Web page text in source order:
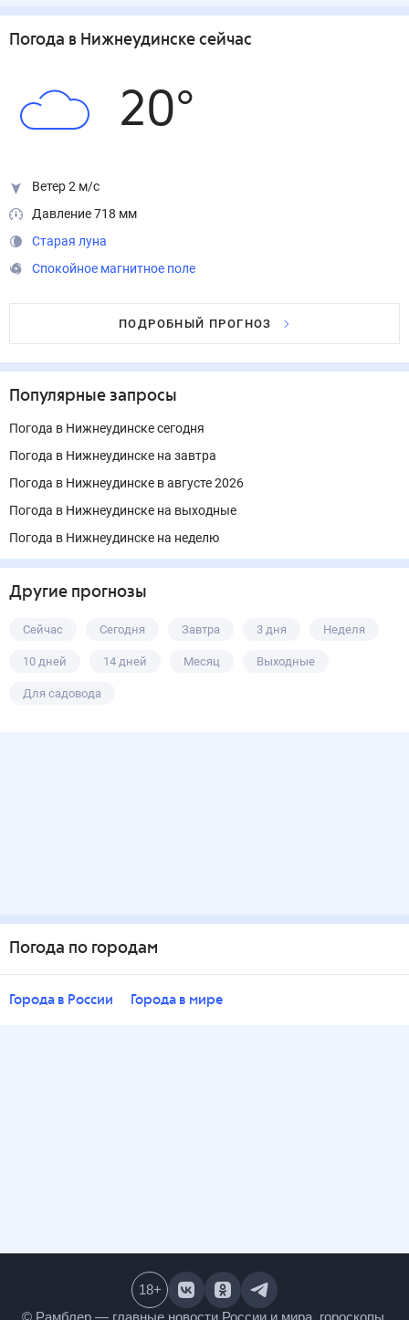
Погода в Нижнеудинске сейчас
20°
Ветер 2 м/с
Давление 718 мм
Старая луна
Спокойное магнитное поле
ПОДРОБНЫЙ ПРОГНОЗ
Популярные запросы
Погода в Нижнеудинске сегодня
Погода в Нижнеудинске на завтра
Погода в Нижнеудинске в августе 2026
Погода в Нижнеудинске на выходные
Погода в Нижнеудинске на неделю
Другие прогнозы
Сейчас Сегодня Завтра 3 дня Неделя
10 дней 14 дней Месяц Выходные
Для садовода
Погода по городам
Города в России Города в мире
18+